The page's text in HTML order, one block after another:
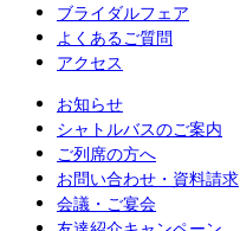
ブライダルフェア
よくあるご質問
アクセス
お知らせ
シャトルバスのご案内
ご列席の方へ
お問い合わせ・資料請求
会議・ご宴会